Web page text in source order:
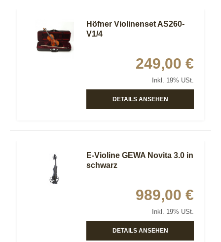
Höfner Violinenset AS260-
V1/4
249,00 €
Inkl. 19% USt.
DETAILS ANSEHEN
E-Violine GEWA Novita 3.0 in
schwarz
989,00 €
Inkl. 19% USt.
DETAILS ANSEHEN